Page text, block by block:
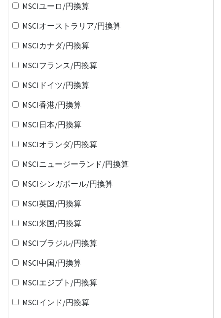
MSCIユーロ/円換算
MSCIオーストラリア/円換算
MSCIカナダ/円換算
MSCIフランス/円換算
MSCIドイツ/円換算
MSCI香港/円換算
MSCI日本/円換算
MSCIオランダ/円換算
MSCIニュージーランド/円換算
MSCIシンガポール/円換算
MSCI英国/円換算
MSCI米国/円換算
MSCIブラジル/円換算
MSCI中国/円換算
MSCIエジプト/円換算
MSCIインド/円換算